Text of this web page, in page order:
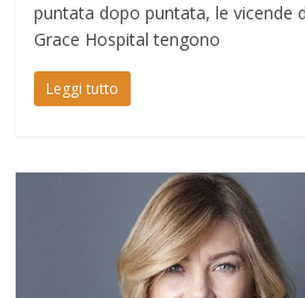
puntata dopo puntata, le vicende
Grace Hospital tengono
Leggi tutto